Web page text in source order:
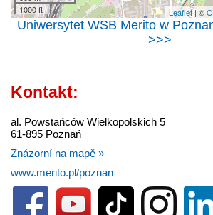
1000 ft
Leaflet| ©
Uniwersytet WSB Merito w
>>>
Kontakt:
al. Powstańców Wielkopolskich 5
61-895 Poznań
Znázorní na mapě »
www.merito.pl/poznan